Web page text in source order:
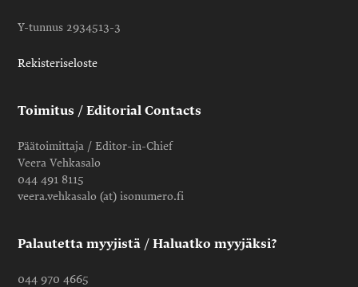
Y-tunnus 2934513-3
Rekisteriseloste
Toimitus / Editorial Contacts
Päätoimittaja / Editor-in-Chief
Veera Vehkasalo
044 491 8115
veera.vehkasalo (at) isonumero.fi
Palautetta myyjistä / Haluatko myyjäksi?
044 970 4665